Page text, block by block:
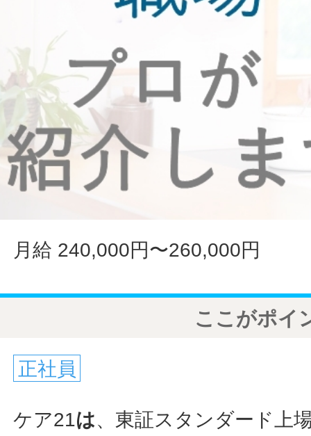
月給 240,000円〜260,000円
ここがポイ
正社員
ケア21は、東証スタンダード上